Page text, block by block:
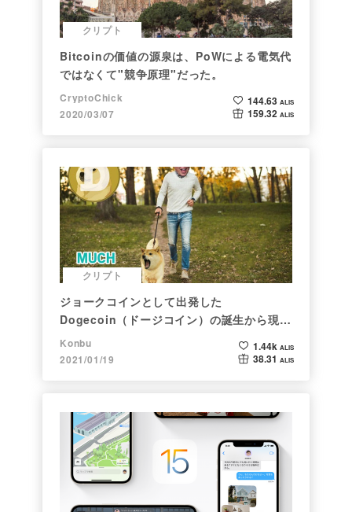
クリプト
Bitcoinの価値の源泉は、PoWによる電気代
ではなくて"競争原理"だった。
CryptoChick
2020/03/07
144.63 ALIS
159.32 ALIS
クリプト
ジョークコインとして出発した
Dogecoin（ドージコイン）の誕生から現在
まで。注目される非証券性🐶
Konbu
2021/01/19
1.44k ALIS
38.31 ALIS